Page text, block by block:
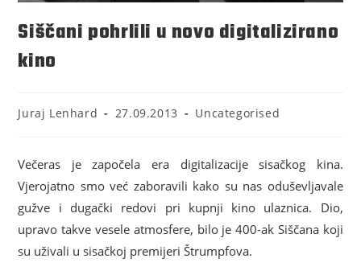
Siščani pohrlili u novo digitalizirano
kino
Juraj Lenhard 27.09.2013 Uncategorised
Večeras je započela era digitalizacije sisačkog kina.
Vjerojatno smo već zaboravili kako su nas oduševljavale
gužve i dugački redovi pri kupnji kino ulaznica. Dio,
upravo takve vesele atmosfere, bilo je 400-ak Siščana koji
su uživali u sisačkoj premijeri Štrumpfova.